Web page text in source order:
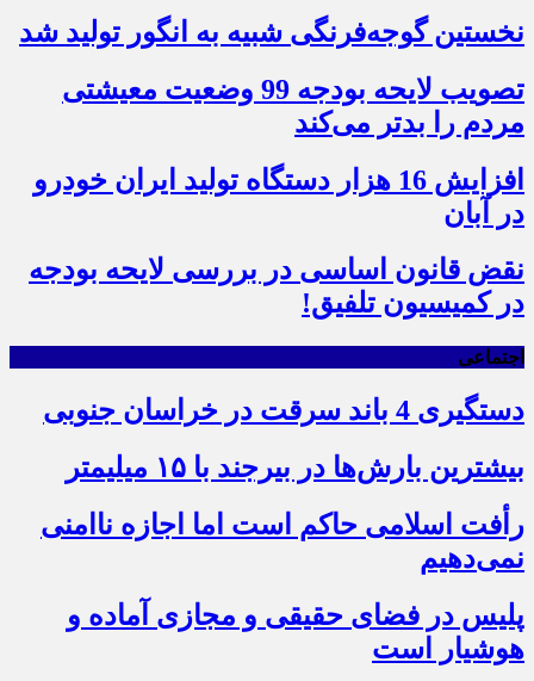
نخستین گوجه‌فرنگی شبیه به انگور تولید شد
تصویب لایحه بودجه 99 وضعیت معیشتی
مردم را بدتر می‌کند
افزایش 16 هزار دستگاه تولید ایران خودرو
در آبان
نقض قانون اساسی در بررسی لایحه بودجه
در کمیسیون تلفیق!
اجتماعی
دستگیری 4 باند سرقت در خراسان جنوبی
بیشترین بارش‌ها در بیرجند با ۱۵ میلیمتر
رأفت اسلامی حاکم است اما اجازه ناامنی
نمی‌دهیم
پلیس در فضای حقیقی و مجازی آماده و
هوشیار است